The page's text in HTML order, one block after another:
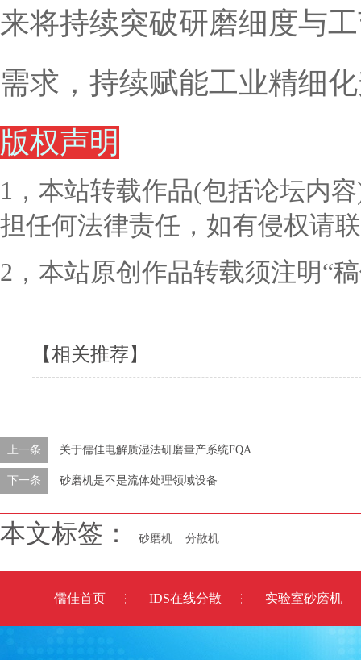
来将持续突破研磨细度与
需求，持续赋能工业精细
版权声明
1，本站转载作品(包括论坛内
担任何法律责任，如有侵权请
2，本站原创作品转载须注明“
【相关推荐】
上一条 关于儒佳电解质湿法研磨量产系统FQA
下一条 砂磨机是不是流体处理领域设备
本文标签： 砂磨机 分散机
儒佳首页 IDS在线分散 实验室砂磨机